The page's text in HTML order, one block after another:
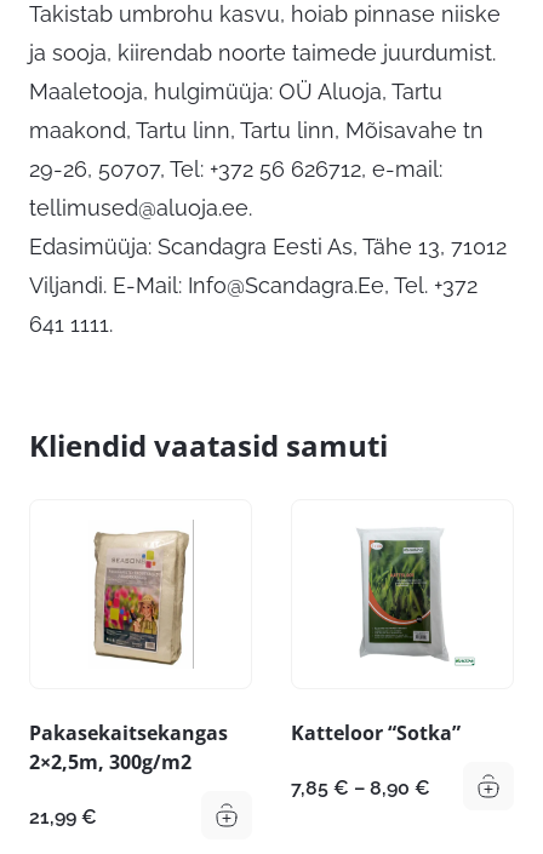
Takistab umbrohu kasvu, hoiab pinnase niiske
ja sooja, kiirendab noorte taimede juurdumist.
Maaletooja, hulgimüüja: OÜ Aluoja, Tartu
maakond, Tartu linn, Tartu linn, Mõisavahe tn
29-26, 50707, Tel: +372 56 626712, e-mail:
tellimused@aluoja.ee.
Edasimüüja: Scandagra Eesti As, Tähe 13, 71012
Viljandi. E-Mail: Info@Scandagra.Ee, Tel. +372
641 1111.
Kliendid vaatasid samuti
Pakasekaitsekangas
2×2,5m, 300g/m2
21,99 €
Katteloor “Sotka”
7,85 € – 8,90 €